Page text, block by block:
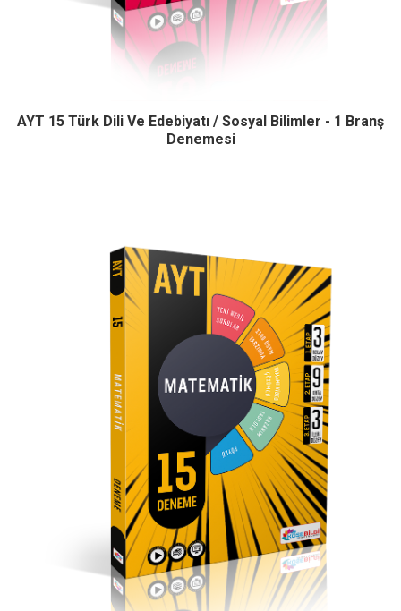
AYT 15 Türk Dili Ve Edebiyatı / Sosyal Bilimler - 1 Branş
Denemesi